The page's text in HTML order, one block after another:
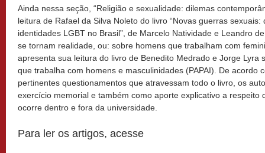
Ainda nessa seção, “Religião e sexualidade: dilemas
leitura de Rafael da Silva Noleto do livro “Novas guerras
identidades LGBT no Brasil”, de Marcelo Natividade e Leandro
se tornam realidade, ou: sobre homens que trabalham com
apresenta sua leitura do livro de Benedito Medrado e Jorge Lyra
que trabalha com homens e masculinidades (PAPAI). De acordo
pertinentes questionamentos que atravessam todo o livro, os
exercício memorial e também como aporte explicativo a respeito
ocorre dentro e fora da universidade.
Para ler os artigos, acesse